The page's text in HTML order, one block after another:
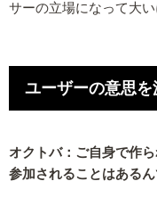
サーの立場になって大
ユーザーの意思
オクトバ：ご自身で作
参加されることはあるん